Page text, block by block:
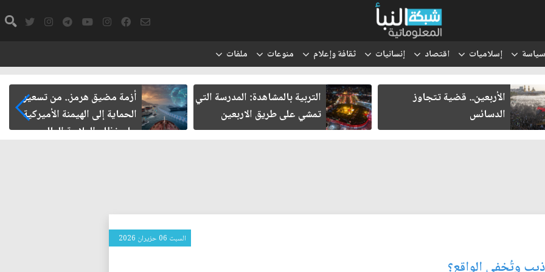
سياسة إسلاميات اقتصاد إنسانيات ثقافة وإعلام منوعات ملفات
الأربعين.. قضية تتجاوز
الدسائس
التربية بالمشاهدة: المدرسة التي
تمشي على طريق الاربعين
أزمة مضيق هرمز.. من تسعير
الحماية إلى الهيمنة الأميركية
على نظام الملاحة العالمي
السبت 06 حزيران 2026